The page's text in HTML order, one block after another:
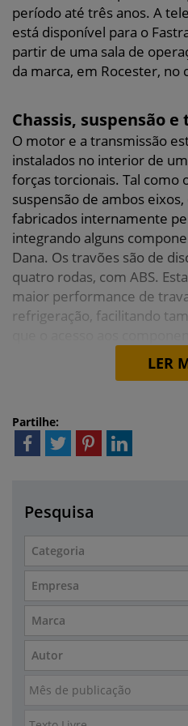
período até três anos. A
está disponível para o
partir de uma sala de
da marca, em Rocester,
Chassis, suspensão e
O motor e a transmissão
instalados no interior de
forças torcionais. Tal como
suspensão de ambos
fabricados internamente
integrando alguns
Dana. Os travões são de
quatro rodas, com ABS.
maior performance de
refrigeração, facilitando
LER
Partilhe:
Pesquisa
Categoria
Empresa
Marca
Autor